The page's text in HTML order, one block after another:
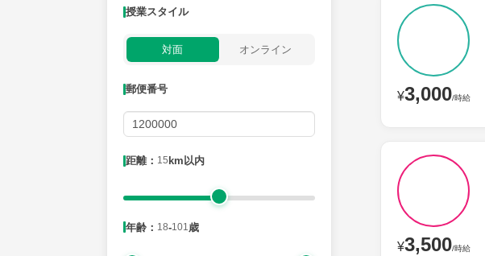
授業スタイル
対面 オンライン
郵便番号
距離： 15 km以内
年齢： 18-101 歳
¥3,000/時給
¥3,500/時給
月曜日 火曜日 日曜日
距離：15km以内
年齢：18-101歳